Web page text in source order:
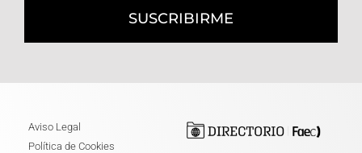
SUSCRIBIRME
Aviso Legal
Política de Cookies